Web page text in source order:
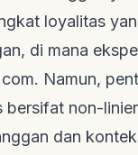
loyalitas
di mana
. Namun,
bersifat non-
dan